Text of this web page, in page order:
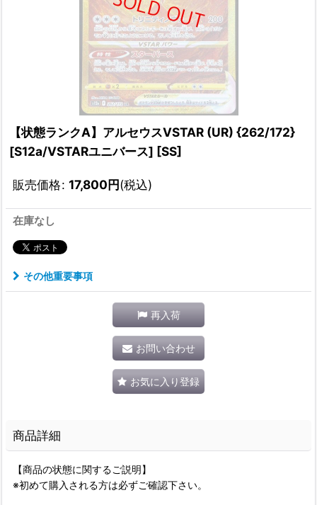
【状態ランクA】アルセウスVSTAR (UR) {262/172}
[S12a/VSTARユニバース] [SS]
販売価格: 17,800円(税込)
在庫なし
その他重要事項
再入荷
お問い合わせ
お気に入り登録
商品詳細
【商品の状態に関するご説明】
※初めて購入される方は必ずご確認下さい。